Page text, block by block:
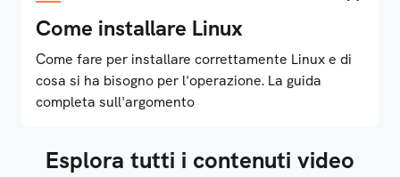
Come installare Linux
Come fare per installare correttamente Linux e di
cosa si ha bisogno per l'operazione. La guida
completa sull'argomento
Esplora tutti i contenuti video